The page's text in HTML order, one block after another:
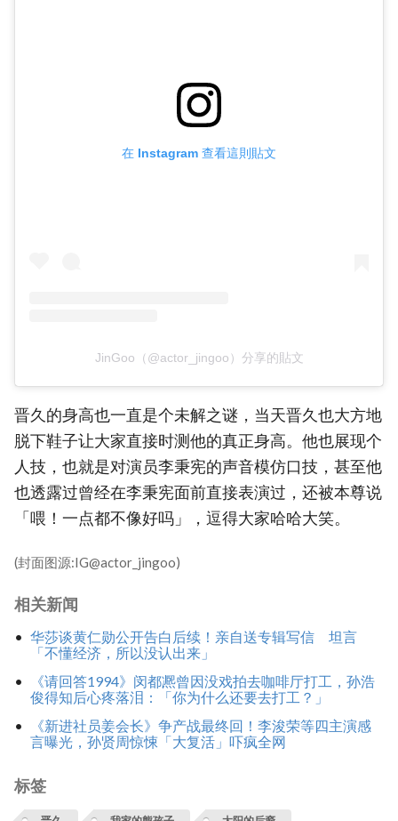
在 Instagram 查看這則貼文
JinGoo（@actor_jingoo）分享的貼文
晋久的身高也一直是个未解之谜，当天晋久也大方地
脱下鞋子让大家直接时测他的真正身高。他也展现个
人技，也就是对演员李秉宪的声音模仿口技，甚至他
也透露过曾经在李秉宪面前直接表演过，还被本尊说
「喂！一点都不像好吗」，逗得大家哈哈大笑。
(封面图源:IG@actor_jingoo)
相关新闻
华莎谈黄仁勋公开告白后续！亲自送专辑写信 坦言
「不懂经济，所以没认出来」
《请回答1994》闵都凞曾因没戏拍去咖啡厅打工，孙浩
俊得知后心疼落泪：「你为什么还要去打工？」
《新进社员姜会长》争产战最终回！李浚荣等四主演感
言曝光，孙贤周惊悚「大复活」吓疯全网
标签